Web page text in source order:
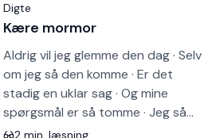
Digte
Kære mormor
Aldrig vil jeg glemme den dag · Selv
om jeg så den komme · Er det
stadig en uklar sag · Og mine
spørgsmål er så tomme · Jeg så
det værste syn · Da du lå der ·
2 min. læsning